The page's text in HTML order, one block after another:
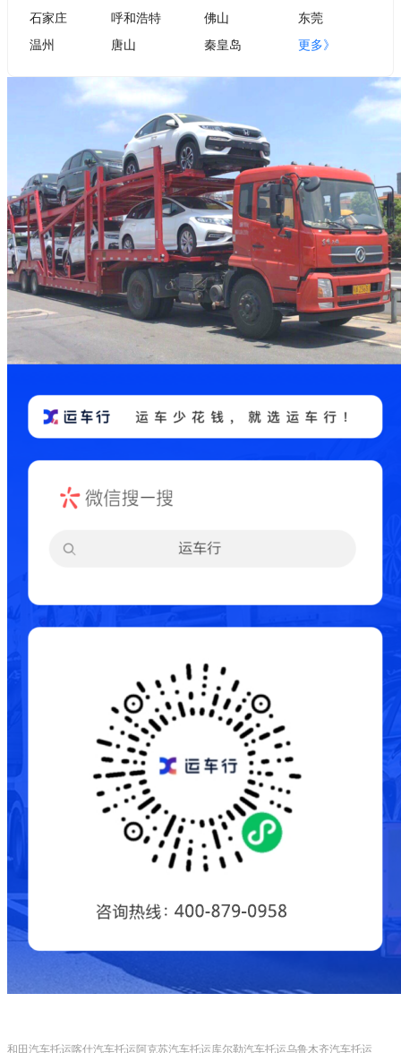
石家庄
呼和浩特 佛山
东莞
温州
唐山 秦皇岛 更多》
和田汽车托运喀什汽车托运阿克苏汽车托运库尔勒汽车托运乌鲁木齐汽车托运